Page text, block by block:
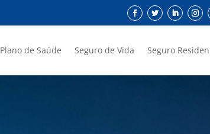
Plano de Saúde Seguro de Vida Seguro